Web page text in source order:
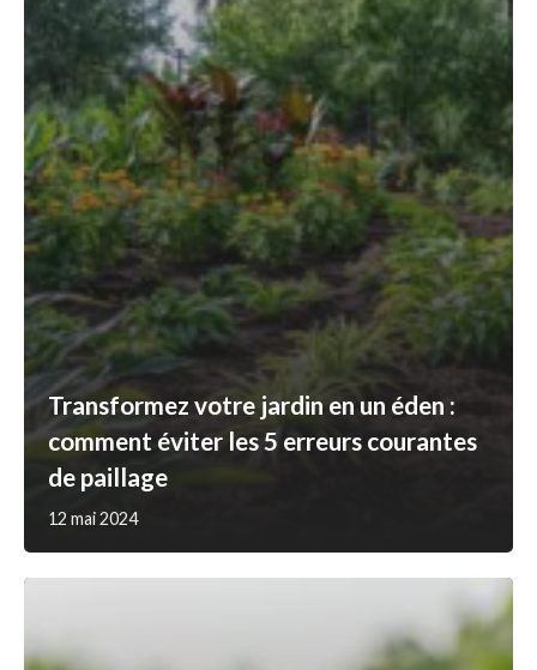
Transformez votre jardin en un éden :
comment éviter les 5 erreurs courantes
de paillage
12 mai 2024